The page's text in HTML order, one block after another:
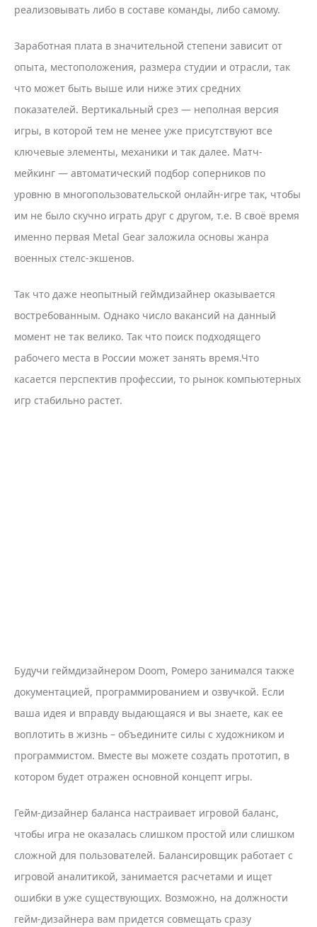
реализовывать либо в составе команды, либо самому.
Заработная плата в значительной степени зависит от
опыта, местоположения, размера студии и отрасли, так
что может быть выше или ниже этих средних
показателей. Вертикальный срез — неполная версия
игры, в которой тем не менее уже присутствуют все
ключевые элементы, механики и так далее. Матч-
мейкинг — автоматический подбор соперников по
уровню в многопользовательской онлайн-игре так, чтобы
им не было скучно играть друг с другом, т.е. В своё время
именно первая Metal Gear заложила основы жанра
военных стелс-экшенов.
Так что даже неопытный геймдизайнер оказывается
востребованным. Однако число вакансий на данный
момент не так велико. Так что поиск подходящего
рабочего места в России может занять время.Что
касается перспектив профессии, то рынок компьютерных
игр стабильно растет.
Будучи геймдизайнером Doom, Ромеро занимался также
документацией, программированием и озвучкой. Если
ваша идея и вправду выдающаяся и вы знаете, как ее
воплотить в жизнь – объедините силы с художником и
программистом. Вместе вы можете создать прототип, в
котором будет отражен основной концепт игры.
Гейм-дизайнер баланса настраивает игровой баланс,
чтобы игра не оказалась слишком простой или слишком
сложной для пользователей. Балансировщик работает с
игровой аналитикой, занимается расчетами и ищет
ошибки в уже существующих. Возможно, на должности
гейм-дизайнера вам придется совмещать сразу